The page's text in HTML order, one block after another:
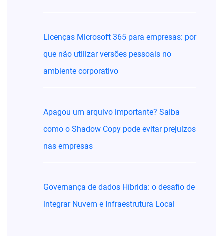
Licenças Microsoft 365 para empresas: por
que não utilizar versões pessoais no
ambiente corporativo
Apagou um arquivo importante? Saiba
como o Shadow Copy pode evitar prejuízos
nas empresas
Governança de dados Híbrida: o desafio de
integrar Nuvem e Infraestrutura Local